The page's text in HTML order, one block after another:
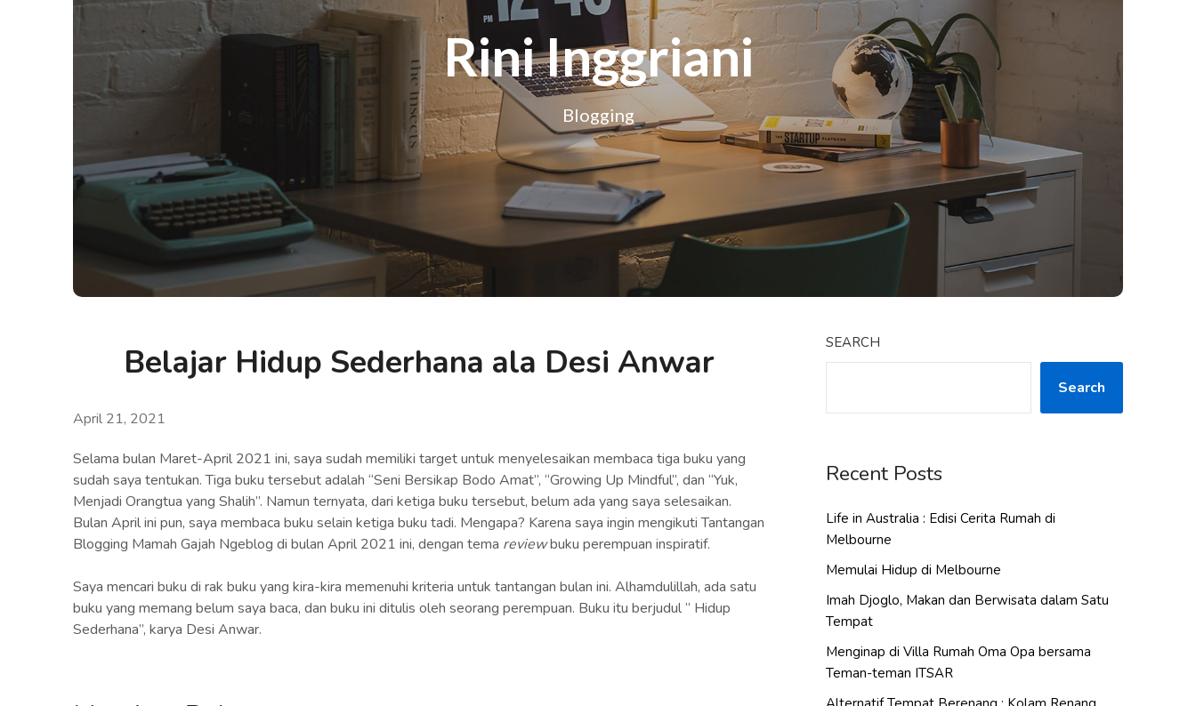
Rini Inggriani
Blogging
Belajar Hidup Sederhana ala Desi Anwar
April 21, 2021
Selama bulan Maret-April 2021 ini, saya sudah memiliki target untuk menyelesaikan membaca tiga buku yang
sudah saya tentukan. Tiga buku tersebut adalah “Seni Bersikap Bodo Amat”, “Growing Up Mindful”, dan “Yuk,
Menjadi Orangtua yang Shalih”. Namun ternyata, dari ketiga buku tersebut, belum ada yang saya selesaikan.
Bulan April ini pun, saya membaca buku selain ketiga buku tadi. Mengapa? Karena saya ingin mengikuti Tantangan
Blogging Mamah Gajah Ngeblog di bulan April 2021 ini, dengan tema reviewbuku perempuan inspiratif.
Saya mencari buku di rak buku yang kira-kira memenuhi kriteria untuk tantangan bulan ini. Alhamdulillah, ada satu
buku yang memang belum saya baca, dan buku ini ditulis oleh seorang perempuan. Buku itu berjudul ” Hidup
Sederhana”, karya Desi Anwar.
SEARCH
Search
Recent Posts
Life in Australia : Edisi Cerita Rumah di
Melbourne
Memulai Hidup di Melbourne
Imah Djoglo, Makan dan Berwisata dalam Satu
Tempat
Menginap di Villa Rumah Oma Opa bersama
Teman-teman ITSAR